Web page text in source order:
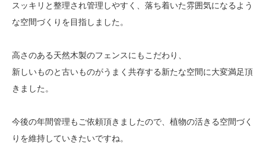
スッキリと整理され管理しやすく、落ち着いた雰囲気になるよう
な空間づくりを目指しました。
高さのある天然木製のフェンスにもこだわり、
新しいものと古いものがうまく共存する新たな空間に大変満足頂
きました。
今後の年間管理もご依頼頂きましたので、植物の活きる空間づく
りを維持していきたいですね。